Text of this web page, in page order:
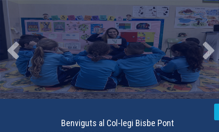
Benviguts al Col-legi Bisbe Pont